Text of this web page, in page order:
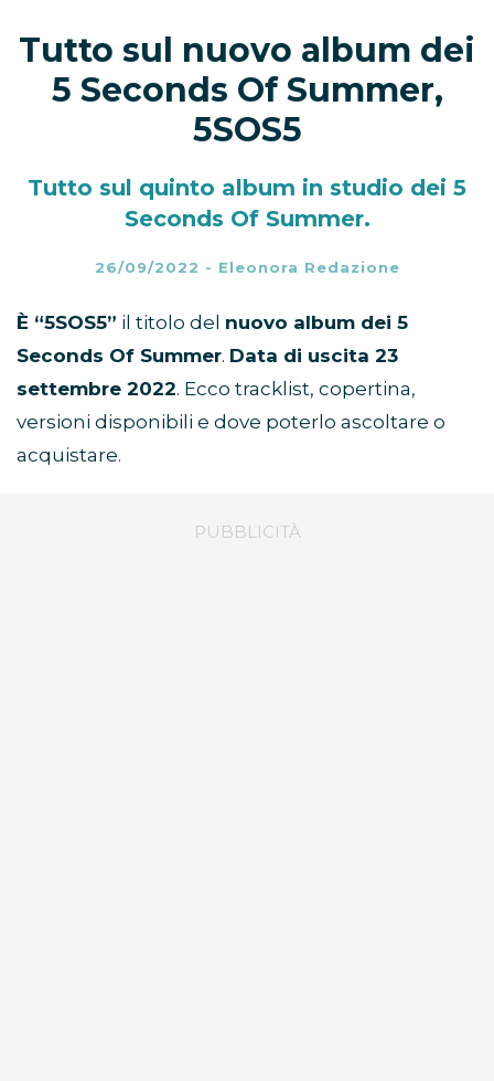
Tutto sul nuovo album dei
5 Seconds Of Summer,
5SOS5
Tutto sul quinto album in studio dei 5
Seconds Of Summer.
26/09/2022 - Eleonora Redazione
È “5SOS5” il titolo del nuovo album dei 5
Seconds Of Summer. Data di uscita 23
settembre 2022. Ecco tracklist, copertina,
versioni disponibili e dove poterlo ascoltare o
acquistare.